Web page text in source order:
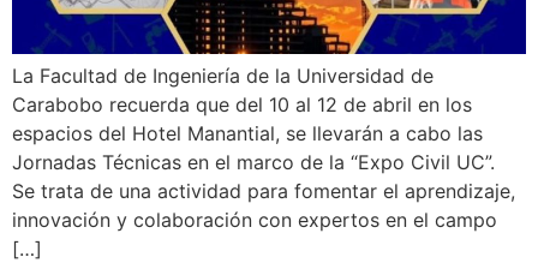
La Facultad de Ingeniería de la Universidad de
Carabobo recuerda que del 10 al 12 de abril en los
espacios del Hotel Manantial, se llevarán a cabo las
Jornadas Técnicas en el marco de la “Expo Civil UC”.
Se trata de una actividad para fomentar el aprendizaje,
innovación y colaboración con expertos en el campo
[…]